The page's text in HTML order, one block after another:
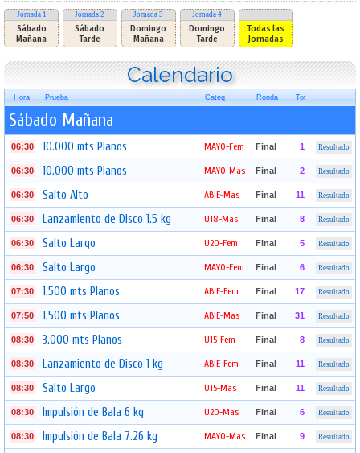
Jornada 1
Sábado
Mañana
Jornada 2
Sábado
Tarde
Jornada 3
Domingo
Mañana
Jornada 4
Domingo
Tarde
Todas las
Jornadas
Calendario
Hora Prueba Categ Ronda Tot
Sábado Mañana
06:30 10.000 mts Planos MAYO-Fem Final 1 Resultado
06:30 10.000 mts Planos MAYO-Mas Final 2 Resultado
06:30 Salto Alto ABIE-Mas Final 11 Resultado
06:30 Lanzamiento de Disco 1.5 kg U18-Mas Final 8 Resultado
06:30 Salto Largo U20-Fem Final 5 Resultado
06:30 Salto Largo MAYO-Fem Final 6 Resultado
07:30 1.500 mts Planos ABIE-Fem Final 17 Resultado
07:50 1.500 mts Planos ABIE-Mas Final 31 Resultado
08:30 3.000 mts Planos U15-Fem Final 8 Resultado
08:30 Lanzamiento de Disco 1 kg ABIE-Fem Final 11 Resultado
08:30 Salto Largo U15-Mas Final 11 Resultado
08:30 Impulsión de Bala 6 kg U20-Mas Final 6 Resultado
08:30 Impulsión de Bala 7.26 kg MAYO-Mas Final 9 Resultado